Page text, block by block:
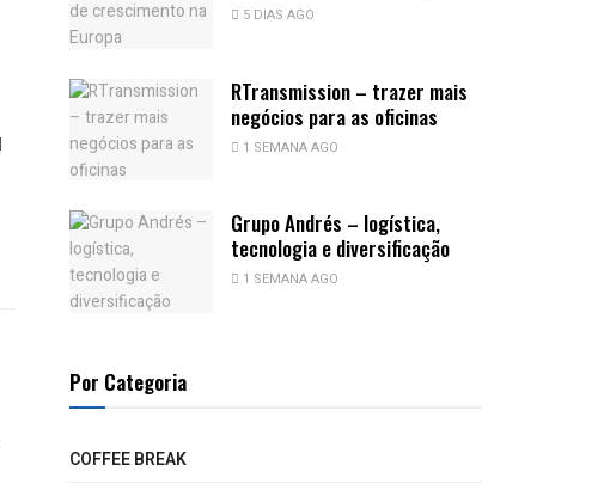
5 DIAS AGO
RTransmission – trazer mais
negócios para as oficinas
1 SEMANA AGO
Grupo Andrés – logística,
tecnologia e diversificação
1 SEMANA AGO
Por Categoria
COFFEE BREAK